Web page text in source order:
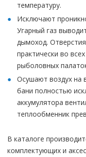
температуру.
Исключают
Угарный газ
дымоход.
практически во
рыболовных
Осушают воздух на
бани полностью
аккумулятора
теплообменник
В каталоге
комплектующих и